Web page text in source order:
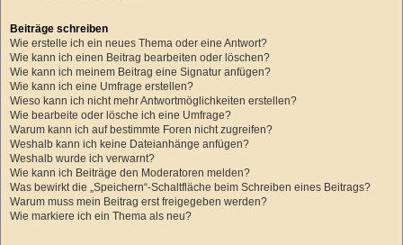
Beiträge schreiben
Wie erstelle ich ein neues Thema oder eine Antwort?
Wie kann ich einen Beitrag bearbeiten oder löschen?
Wie kann ich meinem Beitrag eine Signatur anfügen?
Wie kann ich eine Umfrage erstellen?
Wieso kann ich nicht mehr Antwortmöglichkeiten erstellen?
Wie bearbeite oder lösche ich eine Umfrage?
Warum kann ich auf bestimmte Foren nicht zugreifen?
Weshalb kann ich keine Dateianhänge anfügen?
Weshalb wurde ich verwarnt?
Wie kann ich Beiträge den Moderatoren melden?
Was bewirkt die „Speichern“-Schaltfläche beim Schreiben eines Beitrags?
Warum muss mein Beitrag erst freigegeben werden?
Wie markiere ich ein Thema als neu?